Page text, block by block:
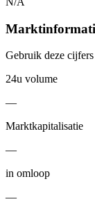
Gebruik deze
24u volume
—
Marktkapitalisatie
—
in omloop
—